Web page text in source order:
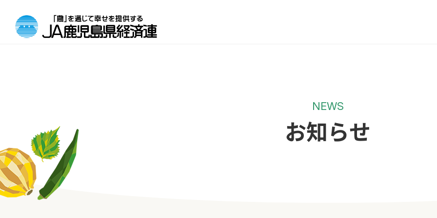
NEWS
お知らせ